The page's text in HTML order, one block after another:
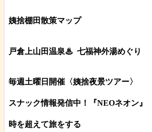
姨捨棚田散策マップ
戸倉上山田温泉♨ 七福神外湯めぐり
毎週土曜日開催〈姨捨夜景ツアー〉
スナック情報発信中！『NEOネオン』
時を超えて旅をする